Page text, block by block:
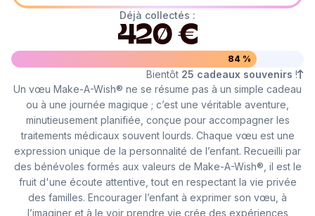
Déjà collectés :
420 €
84 %
Bientôt 25 cadeaux souvenirs !
Un vœu Make-A-Wish® ne se résume pas à un simple cadeau
ou à une journée magique ; c’est une véritable aventure,
minutieusement planifiée, conçue pour accompagner les
traitements médicaux souvent lourds. Chaque vœu est une
expression unique de la personnalité de l’enfant. Recueilli par
des bénévoles formés aux valeurs de Make-A-Wish®, il est le
fruit d'une écoute attentive, tout en respectant la vie privée
des familles. Encourager l’enfant à exprimer son vœu, à
l’imaginer et à le voir prendre vie crée des expériences